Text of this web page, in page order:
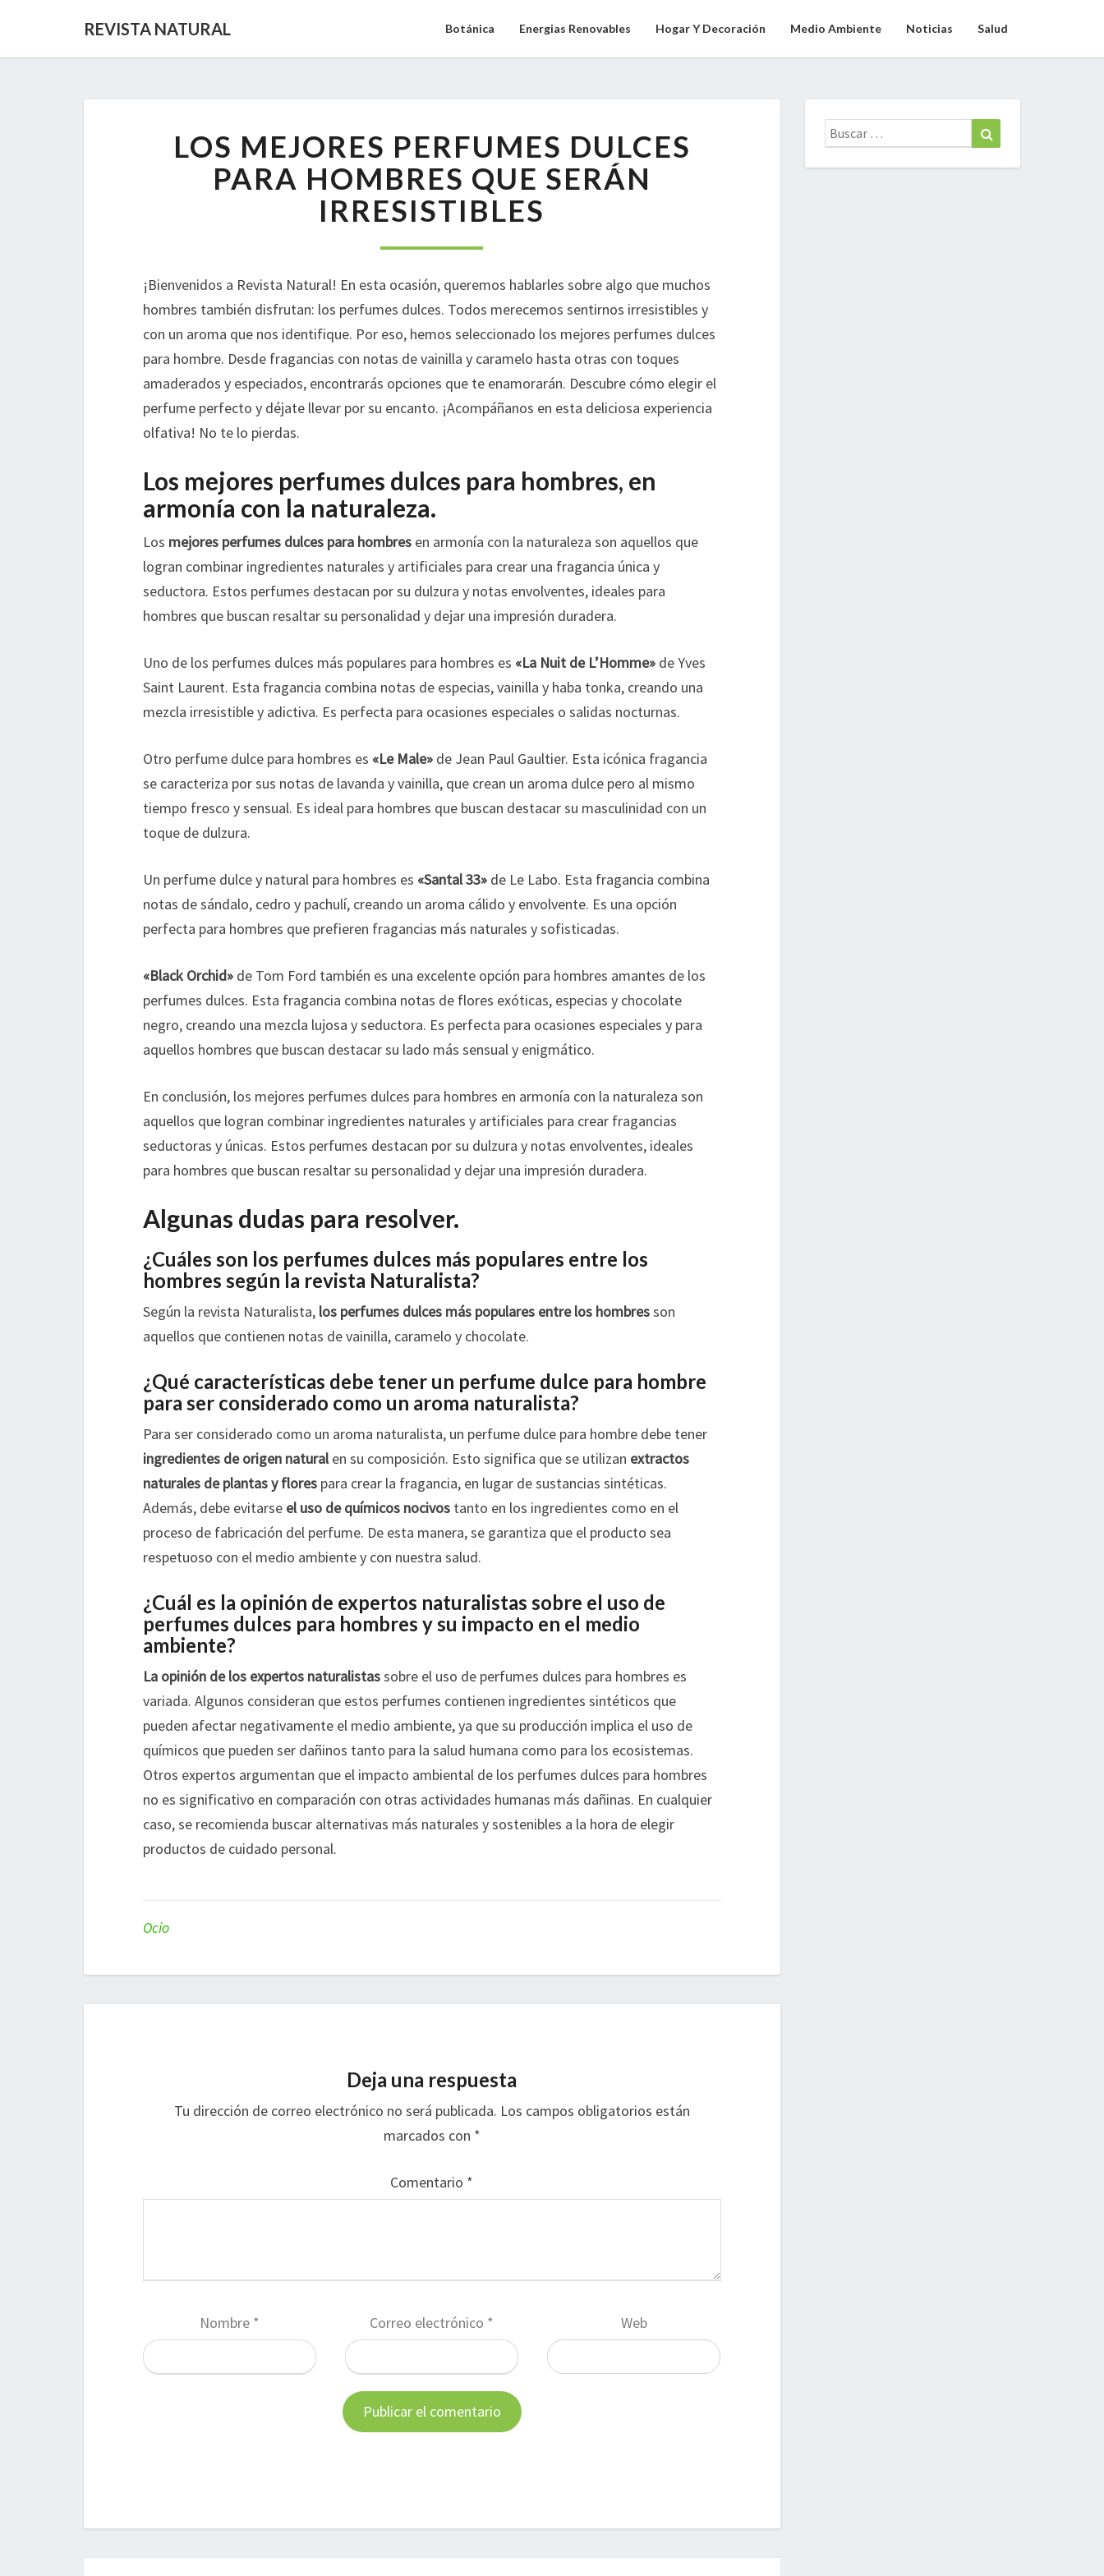
REVISTA NATURAL Botánica Energias Renovables Hogar Y Decoración Medio Ambiente Noticias Salud
MEJORES
PERFUMES
DULCES
PARA
HOMBRES
QUE
IRRESISTIBLES
LOS MEJORES PERFUMES DULCES
PARA HOMBRES QUE SERÁN
IRRESISTIBLES
¡Bienvenidos a Revista Natural! En esta ocasión, queremos hablarles sobre algo que muchos
hombres también disfrutan: los perfumes dulces. Todos merecemos sentirnos irresistibles y
con un aroma que nos identifique. Por eso, hemos seleccionado los mejores perfumes dulces
para hombre. Desde fragancias con notas de vainilla y caramelo hasta otras con toques
amaderados y especiados, encontrarás opciones que te enamorarán. Descubre cómo elegir el
perfume perfecto y déjate llevar por su encanto. ¡Acompáñanos en esta deliciosa experiencia
olfativa! No te lo pierdas.
Los mejores perfumes dulces para hombres, en
armonía con la naturaleza.
Los mejores perfumes dulces para hombres en armonía con la naturaleza son aquellos que
logran combinar ingredientes naturales y artificiales para crear una fragancia única y
seductora. Estos perfumes destacan por su dulzura y notas envolventes, ideales para
hombres que buscan resaltar su personalidad y dejar una impresión duradera.
Uno de los perfumes dulces más populares para hombres es «La Nuit de L’Homme» de Yves
Saint Laurent. Esta fragancia combina notas de especias, vainilla y haba tonka, creando una
mezcla irresistible y adictiva. Es perfecta para ocasiones especiales o salidas nocturnas.
Otro perfume dulce para hombres es «Le Male» de Jean Paul Gaultier. Esta icónica fragancia
se caracteriza por sus notas de lavanda y vainilla, que crean un aroma dulce pero al mismo
tiempo fresco y sensual. Es ideal para hombres que buscan destacar su masculinidad con un
toque de dulzura.
Un perfume dulce y natural para hombres es «Santal 33» de Le Labo. Esta fragancia combina
notas de sándalo, cedro y pachulí, creando un aroma cálido y envolvente. Es una opción
perfecta para hombres que prefieren fragancias más naturales y sofisticadas.
«Black Orchid» de Tom Ford también es una excelente opción para hombres amantes de los
perfumes dulces. Esta fragancia combina notas de flores exóticas, especias y chocolate
negro, creando una mezcla lujosa y seductora. Es perfecta para ocasiones especiales y para
aquellos hombres que buscan destacar su lado más sensual y enigmático.
En conclusión, los mejores perfumes dulces para hombres en armonía con la naturaleza son
aquellos que logran combinar ingredientes naturales y artificiales para crear fragancias
seductoras y únicas. Estos perfumes destacan por su dulzura y notas envolventes, ideales
para hombres que buscan resaltar su personalidad y dejar una impresión duradera.
Algunas dudas para resolver.
¿Cuáles son los perfumes dulces más populares entre los
hombres según la revista Naturalista?
Según la revista Naturalista, los perfumes dulces más populares entre los hombresson
aquellos que contienen notas de vainilla, caramelo y chocolate.
¿Qué características debe tener un perfume dulce para hombre
para ser considerado como un aroma naturalista?
Para ser considerado como un aroma naturalista, un perfume dulce para hombre debe tener
ingredientes de origen naturalen su composición. Esto significa que se utilizan extractos
naturales de plantas y flores para crear la fragancia, en lugar de sustancias sintéticas.
Además, debe evitarse el uso de químicos nocivos tanto en los ingredientes como en el
proceso de fabricación del perfume. De esta manera, se garantiza que el producto sea
respetuoso con el medio ambiente y con nuestra salud.
¿Cuál es la opinión de expertos naturalistas sobre el uso de
perfumes dulces para hombres y su impacto en el medio
ambiente?
La opinión de los expertos naturalistassobre el uso de perfumes dulces para hombres es
variada. Algunos consideran que estos perfumes contienen ingredientes sintéticos que
pueden afectar negativamente el medio ambiente, ya que su producción implica el uso de
químicos que pueden ser dañinos tanto para la salud humana como para los ecosistemas.
Otros expertos argumentan que el impacto ambiental de los perfumes dulces para hombres
no es significativo en comparación con otras actividades humanas más dañinas. En cualquier
caso, se recomienda buscar alternativas más naturales y sostenibles a la hora de elegir
productos de cuidado personal.
Ocio
Deja una respuesta
Tu dirección de correo electrónico no será publicada. Los campos obligatorios están
marcados con *
Comentario *
Nombre * Correo electrónico * Web
Buscar: